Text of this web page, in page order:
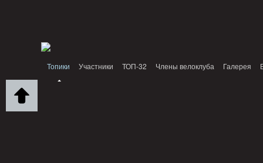
Топики Участники ТОП-32 Члены велоклуба Галерея